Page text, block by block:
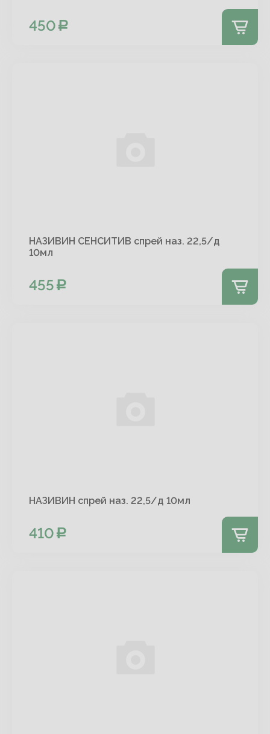
450
НАЗИВИН СЕНСИТИВ спрей наз. 22,5/д
10мл
455
НАЗИВИН спрей наз. 22,5/д 10мл
410